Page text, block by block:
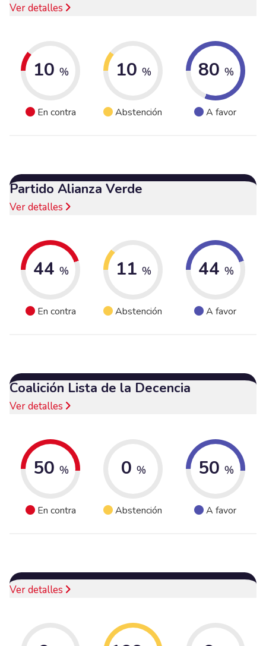
Ver detalles
10 %
En contra
10 %
Abstención
80 %
A favor
Partido Alianza Verde
Ver detalles
44 %
En contra
11 %
Abstención
44 %
A favor
Coalición Lista de la Decencia
Ver detalles
50 %
En contra
0 %
Abstención
50 %
A favor
Ver detalles